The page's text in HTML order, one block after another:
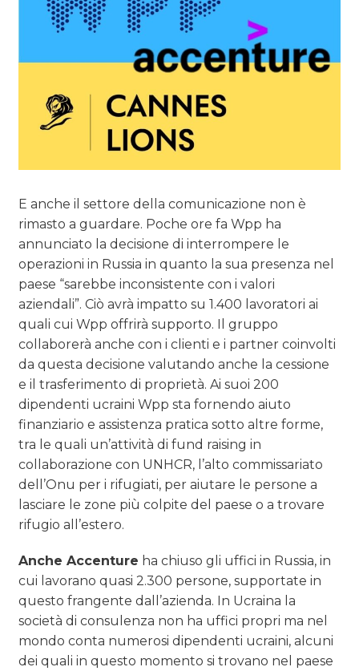
E anche il settore della comunicazione non è
rimasto a guardare. Poche ore fa Wpp ha
annunciato la decisione di interrompere le
operazioni in Russia in quanto la sua presenza nel
paese “sarebbe inconsistente con i valori
aziendali”. Ciò avrà impatto su 1.400 lavoratori ai
quali cui Wpp offrirà supporto. Il gruppo
collaborerà anche con i clienti e i partner coinvolti
da questa decisione valutando anche la cessione
e il trasferimento di proprietà. Ai suoi 200
dipendenti ucraini Wpp sta fornendo aiuto
finanziario e assistenza pratica sotto altre forme,
tra le quali un’attività di fund raising in
collaborazione con UNHCR, l’alto commissariato
dell’Onu per i rifugiati, per aiutare le persone a
lasciare le zone più colpite del paese o a trovare
rifugio all’estero.
Anche Accenture ha chiuso gli uffici in Russia, in
cui lavorano quasi 2.300 persone, supportate in
questo frangente dall’azienda. In Ucraina la
società di consulenza non ha uffici propri ma nel
mondo conta numerosi dipendenti ucraini, alcuni
dei quali in questo momento si trovano nel paese